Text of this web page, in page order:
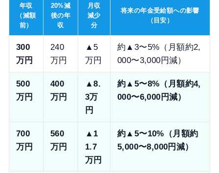
年収
（減額
前）
20%減
後の年
収
月収
減少
分
将来の年金受給額への影響
（目安）
300
万円
240
万円
▲5
万円
約▲3〜5%（月額約2,
000〜3,000円減）
500
万円
400
万円
▲8.
3万
円
約▲5〜8%（月額約4,
000〜6,000円減）
700
万円
560
万円
▲1
1.7
万円
約▲5〜10%（月額約
5,000〜8,000円減）